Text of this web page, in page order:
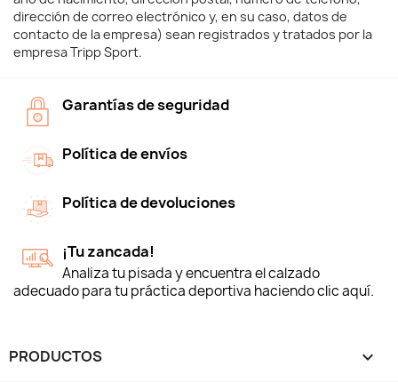
dirección de correo electrónico y, en su caso, datos de
contacto de la empresa) sean registrados y tratados por la
empresa Tripp Sport.
Garantías de seguridad
Política de envíos
Política de devoluciones
¡Tu zancada!
Analiza tu pisada y encuentra el calzado
adecuado para tu práctica deportiva haciendo clic aquí.
PRODUCTOS 